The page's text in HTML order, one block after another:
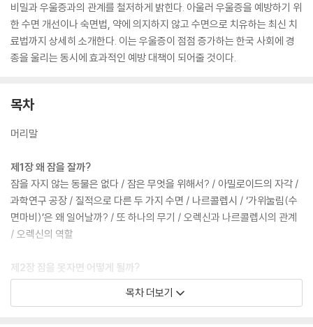
비밀과 우울증과의 관계를 철저하게 밝힌다. 아울러 우울증을 예방하기 위
한 수면 개선이나 숙면법, 약에 의지하지 않고 수면으로 치유하는 최신 치
료법까지 상세히 소개한다. 이는 우울증이 점점 증가하는 한국 사회에 경
종을 울리는 동시에 효과적인 예방 대책이 되어줄 것이다.
목차
머리말
제1장 왜 잠을 잘까?
잠을 자지 않는 동물은 없다 / 잠은 무엇을 위해서? / 아밀로이드의 자각 /
과학연구 공장 / 질적으로 다른 두 가지 수면 / 나르콜렙시 / ‘가위눌림(수
면마비)’은 왜 일어날까? / 또 하나의 무기 / 오렉신과 나르콜렙시의 관계
/ 오렉신의 역할
제2장 잠을 못자면 어떻게 될까?
잠을 못자면 죽을까? / 수면억제 실험 장치 / 수면부족은 생활습관병의 리
스크 / 수면과 혈압과의 관계 / 부정적 사고의 함정
목차 더보기